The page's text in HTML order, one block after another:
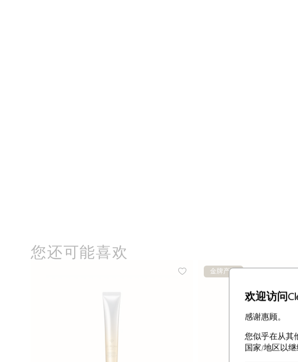
您还可能喜欢
金牌产品
欢迎访问Clé
感谢惠顾。
您似乎在从其
国家/地区以继